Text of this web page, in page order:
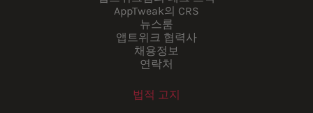
AppTweak의 CRS
뉴스룸
앱트위크 협력사
채용정보
연락처
법적 고지